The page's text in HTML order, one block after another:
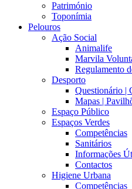
Património
Toponímia
Pelouros
Ação Social
Animalife
Marvila
Regulamento
Desporto
Questionário |
Mapas |
Espaço Público
Espaços Verdes
Competências
Sanitários
Informações
Contactos
Higiene Urbana
Competências